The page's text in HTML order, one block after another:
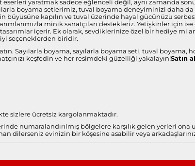
yaratmak sadece eğlenceli değil, aynı zamanda
boyama setlerimiz, tuval boyama deneyiminizi daha da
büyüsüne kapılın ve tuval üzerinde hayal gücünüzü
minik sanatçıları destekleriz. Yetişkinler için
içerir. Ek olarak, sevdiklerinize özel bir hediye mi
seçeneklerden biridir.
Sayılarla boyama, sayılarla boyama seti, tuval
keşfedin ve her resimdeki güzelliği yakalayın!Satın
sizlere ücretsiz kargolanmaktadır.
numaralandırılmış bölgelere karşılık gelen yerleri ona
dilerseniz evinizin bir köşesine asabilir veya